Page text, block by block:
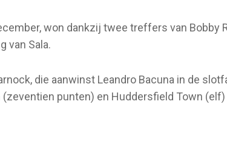
won dankzij twee treffers van Bobby
van Sala.
die aanwinst Leandro Bacuna in de
punten) en Huddersfield Town